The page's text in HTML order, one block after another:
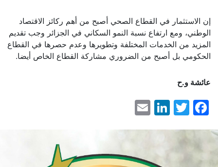
إن الاستثمار في القطاع الصحي أصبح من أهم ركائز الاقتصاد
الوطني، ومع ارتفاع نسبة النمو السكاني في الجزائر وجب تقديم
المزيد من الخدمات المختلفة وتطويرها وعدم حصرها في القطاع
الحكومي بل أصبح من الضروري مشاركة القطاع الخاص أيضا.
عائشة و.ح
Facebook
Twitter
LinkedIn